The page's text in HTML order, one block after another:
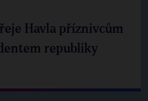
Havla příznivcům
republiky